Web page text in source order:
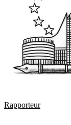
Rapporteur